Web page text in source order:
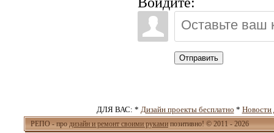
Отправить
ДЛЯ ВАС: * Дизайн проекты бесплатно * Новости
РЕПО - про дизайн и ремонт своими руками позитивно! © 2011 - 2026